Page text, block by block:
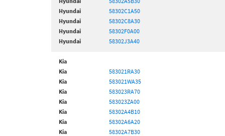
Hyundai
58302C1A50
Hyundai
58302C8A30
Hyundai
58302F0A00
Hyundai
58302J3A40
Kia
Kia
583021RA30
Kia
583021WA35
Kia
583023RA70
Kia
583023ZA00
Kia
58302A4B10
Kia
58302A6A20
Kia
58302A7B30